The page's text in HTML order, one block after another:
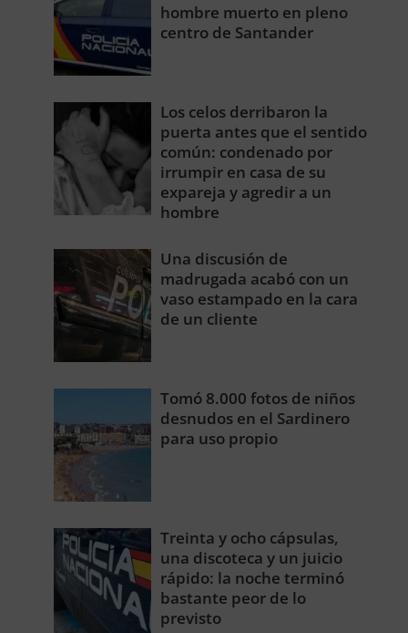
hombre muerto en pleno
centro de Santander
Los celos derribaron la
puerta antes que el sentido
común: condenado por
irrumpir en casa de su
expareja y agredir a un
hombre
Una discusión de
madrugada acabó con un
vaso estampado en la cara
de un cliente
Tomó 8.000 fotos de niños
desnudos en el Sardinero
para uso propio
Treinta y ocho cápsulas,
una discoteca y un juicio
rápido: la noche terminó
bastante peor de lo
previsto